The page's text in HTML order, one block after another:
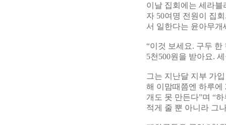
이날 집회에는 세라블
자 50여명 전원이 집
서 일한다는 윤아무
“이것 보세요. 구두 한
5천500원을 받아요.
그는 지난달 지부 가
해 이맘때쯤엔 하루에
개도 못 만든다”며 “
적게 줄 뿐 아니라 그